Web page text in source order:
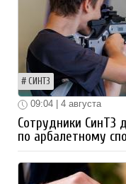
СИНТЗ
09:04 | 4 августа
Сотрудники СинТЗ
по арбалетному